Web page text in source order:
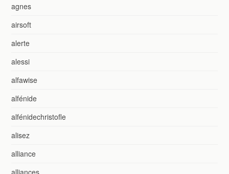
agnes
airsoft
alerte
alessi
alfawise
alfénide
alfénidechristofle
alisez
alliance
alliances